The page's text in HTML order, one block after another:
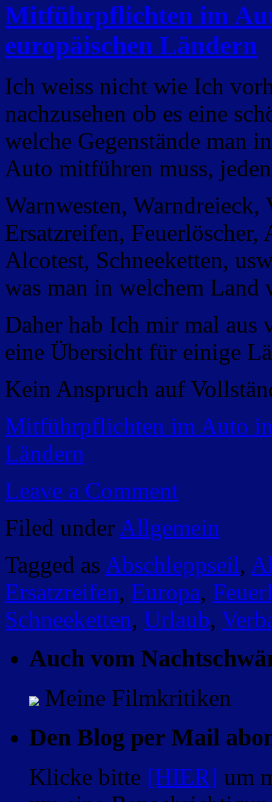
Mitführpflichten im
europäischen Ländern
Ich weiss nicht wie Ich
nachzusehen ob es eine
welche Gegenstände man
Auto mitführen muss,
Warnwesten, Warndreieck,
Ersatzreifen, Feuerlöscher,
Alcotest, Schneeketten,
was man in welchem
Daher hab Ich mir mal aus
eine Übersicht für einige
Kein Anspruch auf
Mitführpflichten im Auto in
Ländern
Leave a Comment
Filed under Allgemein
Tagged as Abschleppseil,
Ersatzreifen, Europa,
Schneeketten, Urlaub,
Auch vom
Meine Filmkritiken
Den Blog per Mail
Klicke bitte [HIER] um